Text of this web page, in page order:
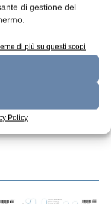
di gestione del
di più su questi scopi
Policy
8-7-2026